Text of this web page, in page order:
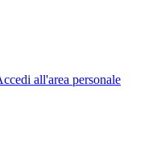
all'area personale